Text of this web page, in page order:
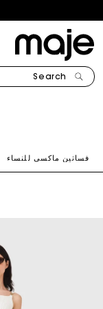
Search
فساتين ماكسي للنساء